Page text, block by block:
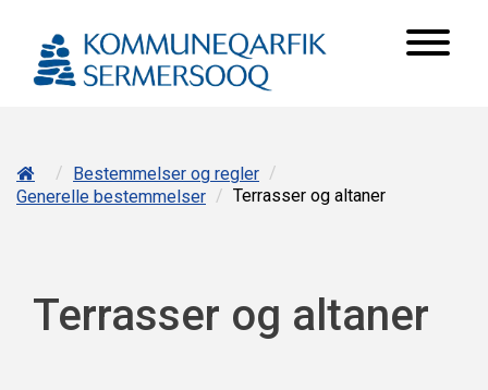
/ Bestemmelser og regler /
Generelle bestemmelser / Terrasser og altaner
Terrasser og altaner